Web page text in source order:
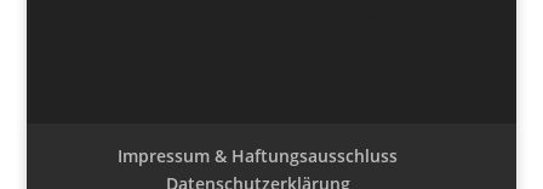
Impressum & Haftungsausschluss
Datenschutzerklärung